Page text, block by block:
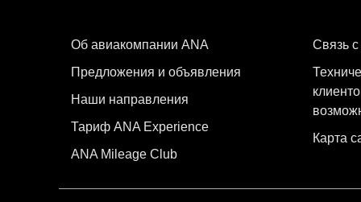
Добавить точку(-и) транзита и
Об авиакомпании ANA
Предложения и объявления
Наши направления
Тариф ANA Experience
ANA Mileage Club
Связь
Карта